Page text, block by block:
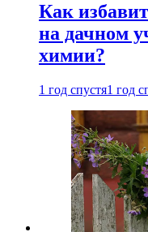
Как
на дачном
химии?
1 год спустя1 год